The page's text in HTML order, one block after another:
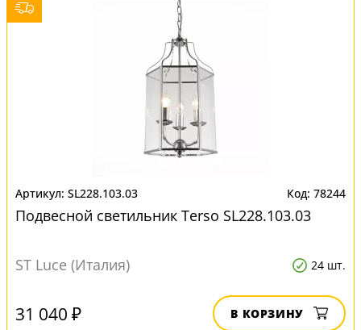
SL228.103.03 78244
Подвесной светильник Terso SL228.103.03
ST Luce (Италия) 24 шт.
31 040 ₽ В КОРЗИНУ